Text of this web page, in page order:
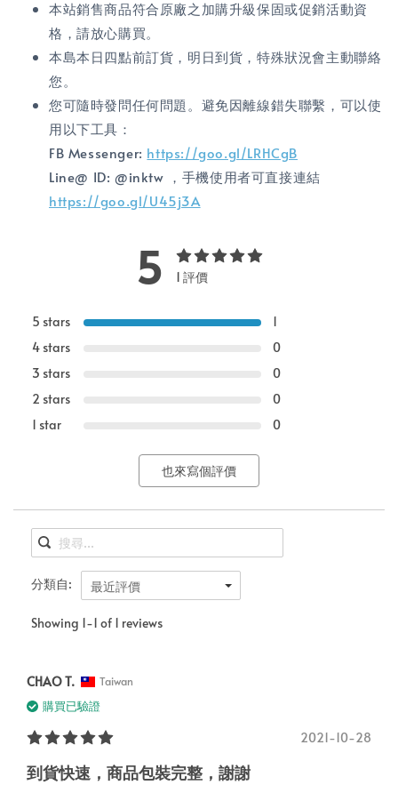
本站銷售商品符合原廠之加購升級保固或促銷活動資
格，請放心購買。
本島本日四點前訂貨，明日到貨，特殊狀況會主動聯絡
您。
您可隨時發問任何問題。避免因離線錯失聯繫，可以使
用以下工具：
FB Messenger: https://goo.gl/LRHCgB
Line@ ID: @inktw ，手機使用者可直接連結
https://goo.gl/U45j3A
5 1 評價
5 stars
1
4 stars
0
3 stars
0
2 stars
0
1 star
0
也來寫個評價
分類自: 最近評價
Showing 1-1 of 1 reviews
CHAO T. Taiwan
購買已驗證
2021-10-28
到貨快速，商品包裝完整，謝謝